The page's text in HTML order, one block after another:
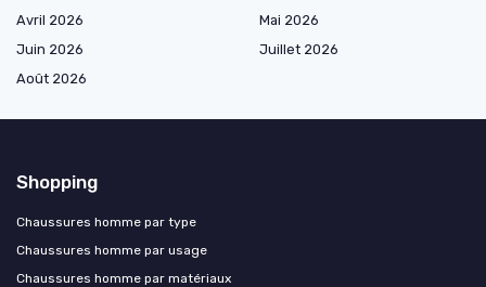
Avril 2026
Mai 2026
Juin 2026
Juillet 2026
Août 2026
Shopping
Chaussures homme par type
Chaussures homme par usage
Chaussures homme par matériaux